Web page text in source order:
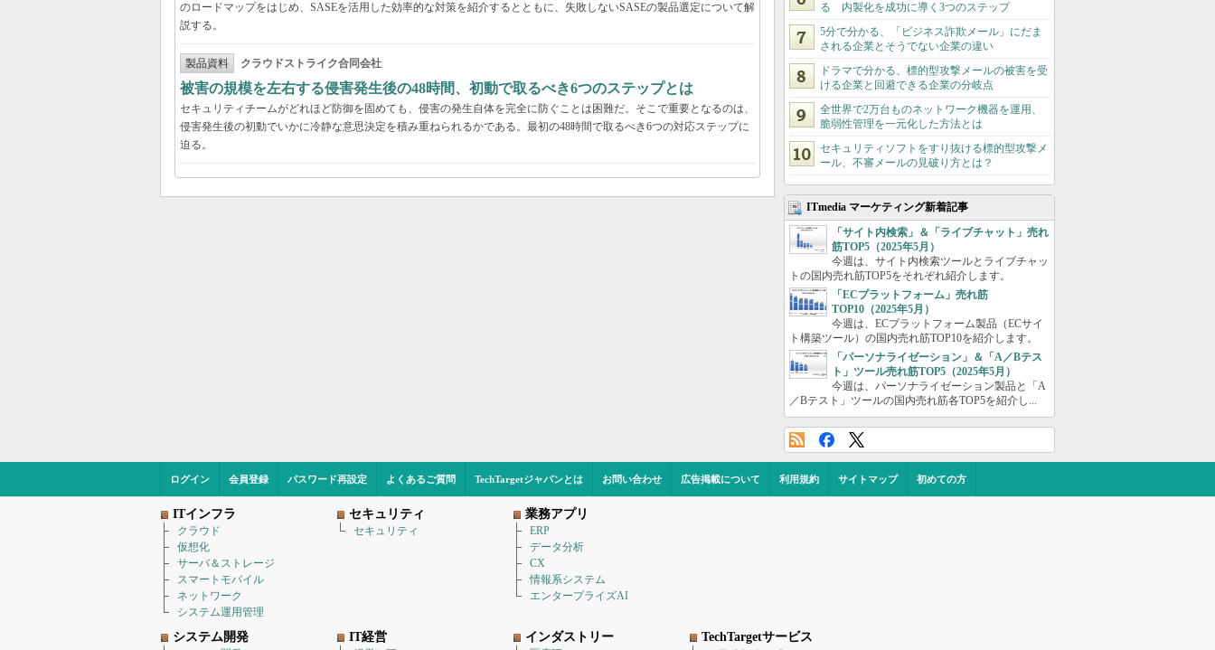
のロードマップをはじめ、SASEを活用した効率的な対策を紹介するとともに、失敗しないSASEの製品選定について解
説する。
製品資料 クラウドストライク合同会社
被害の規模を左右する侵害発生後の48時間、初動で取るべき6つのステップとは
セキュリティチームがどれほど防御を固めても、侵害の発生自体を完全に防ぐことは困難だ。そこで重要となるのは、
侵害発生後の初動でいかに冷静な意思決定を積み重ねられるかである。最初の48時間で取るべき6つの対応ステップに
迫る。
る 内製化を成功に導く3つのステップ
5分で分かる、「ビジネス詐欺メール」にだま
される企業とそうでない企業の違い
ドラマで分かる、標的型攻撃メールの被害を受
ける企業と回避できる企業の分岐点
全世界で2万台ものネットワーク機器を運用、
脆弱性管理を一元化した方法とは
セキュリティソフトをすり抜ける標的型攻撃メ
ール、不審メールの見破り方とは？
ITmedia マーケティング新着記事
「サイト内検索」＆「ライブチャット」売れ
筋TOP5（2025年5月）
今週は、サイト内検索ツールとライブチャッ
トの国内売れ筋TOP5をそれぞれ紹介します。
「ECプラットフォーム」売れ筋
TOP10（2025年5月）
今週は、ECプラットフォーム製品（ECサイ
ト構築ツール）の国内売れ筋TOP10を紹介します。
「パーソナライゼーション」＆「A／Bテス
ト」ツール売れ筋TOP5（2025年5月）
今週は、パーソナライゼーション製品と「A
／Bテスト」ツールの国内売れ筋各TOP5を紹介し...
ログイン 会員登録 パスワード再設定 よくあるご質問 TechTargetジャパンとは お問い合わせ 広告掲載について 利用規約 サイトマップ 初めての方
ITインフラ
クラウド
仮想化
サーバ＆ストレージ
スマートモバイル
ネットワーク
システム運用管理
セキュリティ
セキュリティ
業務アプリ
ERP
データ分析
CX
情報系システム
エンタープライズAI
システム開発 IT経営 インダストリー TechTargetサービス